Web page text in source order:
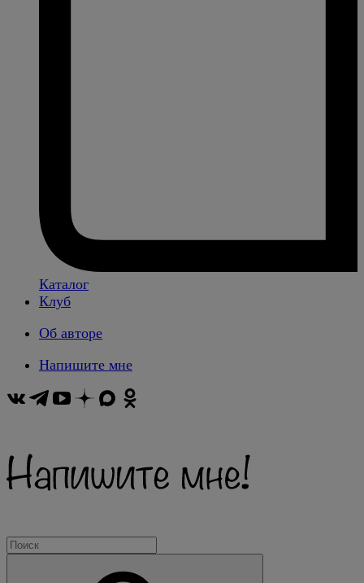
Каталог
Клуб
Об авторе
Напишите мне